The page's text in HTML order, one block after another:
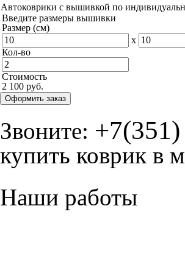
Автоковрики с вышивкой по
Введите размеры вышивки
Размер (см)
x
Кол-во
Стоимость
2 100 руб.
Оформить заказ
Звоните:
купить коврик в
Наши работы